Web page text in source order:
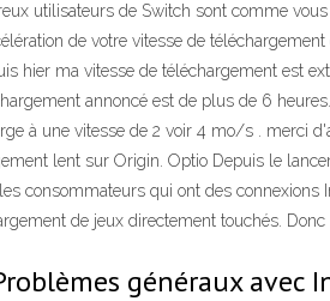
utilisateurs de Switch sont comme
de votre vitesse de
hier ma vitesse de téléchargement est
annoncé est de plus de 6
à une vitesse de 2 voir 4 mo/s . merci
lent sur Origin. Optio Depuis le
consommateurs qui ont des
de jeux directement touchés. Donc
généraux avec